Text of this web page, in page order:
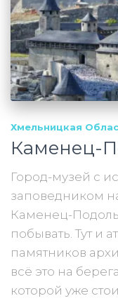
Хмельницкая
Каменец-
Город-музей с
заповедником
Каменец-
побывать. Тут и
памятников
всё это на
которой уже